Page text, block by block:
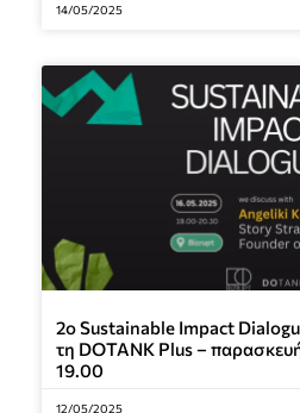
14/05/2025
2ο Sustainable Impact
τη DOTANK Plus –
19.00
12/05/2025